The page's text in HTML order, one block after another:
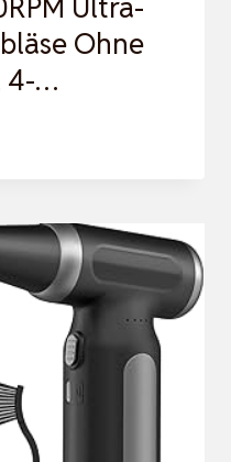
Ultra-
Ohne
4-…